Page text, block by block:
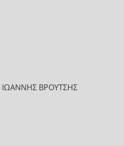
ΙΩΑΝΝΗΣ ΒΡΟΥΤΣΗΣ